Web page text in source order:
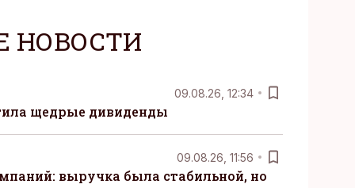
НОВОСТИ
09.08.26, 12:34
щедрые дивиденды
09.08.26, 11:56
выручка была стабильной, но